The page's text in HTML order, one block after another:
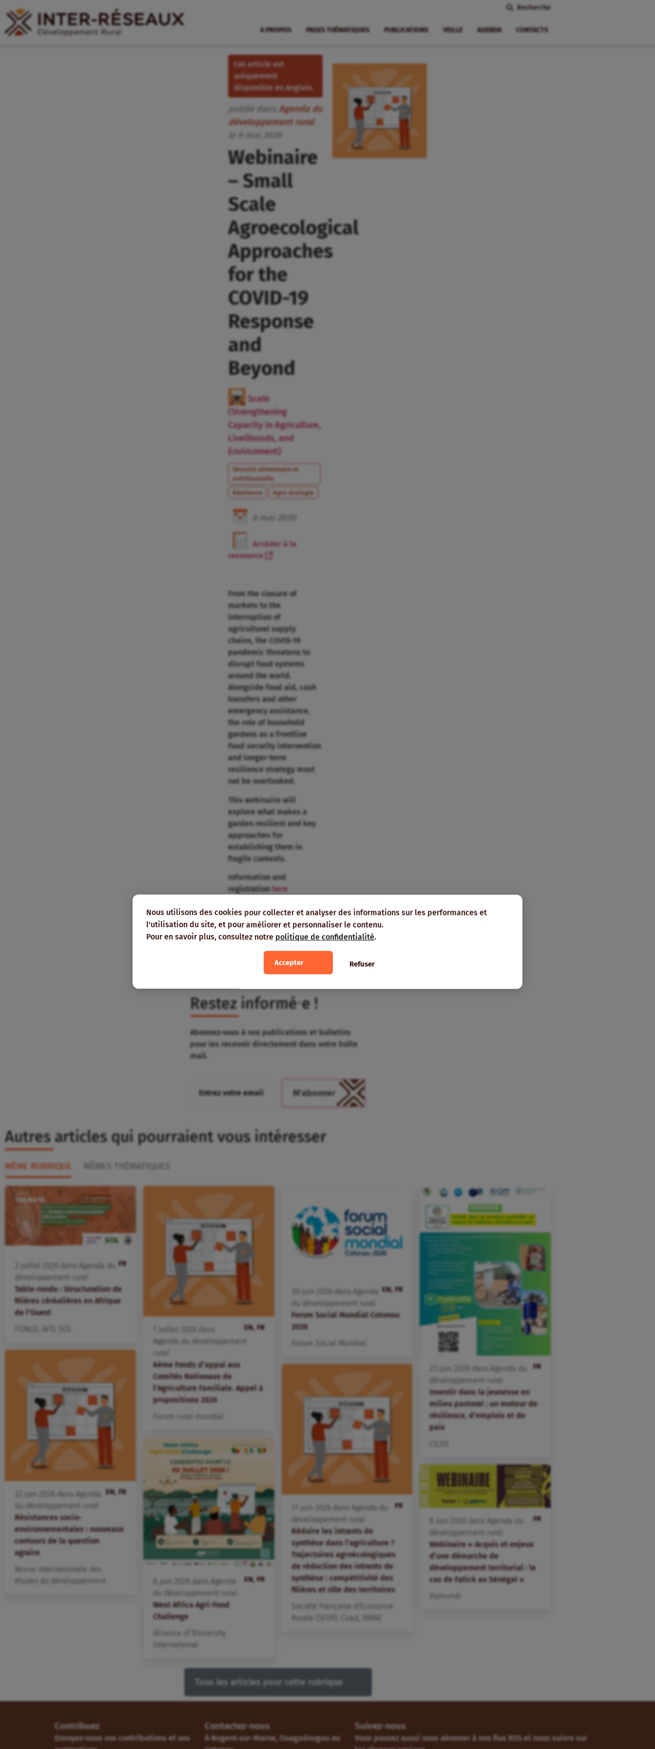
Nous utilisons des cookies pour collecter et analyser des informations sur les performances et
l'utilisation du site, et pour améliorer et personnaliser le contenu.
Pour en savoir plus, consultez notre politique de confidentialité.
Accepter Refuser
Recherche
A PROPOS PAGES THÉMATIQUES PUBLICATIONS VEILLE AGENDA CONTACTS
Cet article est
uniquement
disponible en Anglais.
publié dans Agenda du
développement rural
le
mai
Webinaire
– Small
Scale
Agroecological
Approaches
for the
COVID-19
Response
and
Beyond
Scale
(Strengthening
Capacity in Agriculture,
Livelihoods, and
Environment)
Sécurité alimentaire et
nutritionnelle
Résilience
Agro-écologie
mai
Accéder à la
ressource
From the closure of
markets to the
interruption of
agricultural supply
chains, the COVID-19
pandemic threatens to
disrupt food systems
around the world.
Alongside food aid, cash
transfers and other
emergency assistance,
the role of household
gardens as a frontline
food security intervention
and longer-term
resilience strategy must
not be overlooked.
This webinaire will
explore what makes a
garden resilient and key
approaches for
establishing them in
fragile contexts.
Information and
registration here
Ajouter à mon
Restez informé⸱e !
Abonnez-vous à nos publications et bulletins
pour les recevoir directement dans votre boîte
mail.
Autres articles qui pourraient vous intéresser
MÊME RUBRIQUE
FR
juillet dans
Agenda du
développement rural
Table-ronde : Structuration de
filières céréalières en Afrique
de l’Ouest
EN, FR
juillet
dans
Agenda du développement
rural
6ème Fonds d’appui aux
Comités Nationaux de
l’Agriculture Familiale. Appel à
propositions 2026
Forum rural mondial
EN, FR
dans
Agenda
du développement rural
Forum Social Mondial Cotonou
2026
Forum Social Mondial
FR
dans
Agenda du
développement rural
Investir dans la jeunesse en
milieu pastoral : un moteur de
résilience, d’emplois et de
paix
EN, FR
dans
Agenda
du développement rural
Résistances socio-
environnementales : nouveaux
contours de la question
agraire
Revue internationale des
études du développement
FR
dans
Agenda du
développement rural
Réduire les intrants de
synthèse dans l’agriculture ?
Trajectoires agroécologiques
de réduction des intrants de
synthèse : compétitivité des
filières et rôle des territoires
Société Française d'Economie
Rurale (SFER)
Cirad
EN, FR
dans
Agenda
du développement rural
West Africa Agri-Food
Challenge
Alliance of Bioversity
International
FR
dans
Agenda du
développement rural
Webinaire « Acquis et enjeux
d’une démarche de
développement territorial : le
cas de Fatick au Sénégal »
Humundi
Tous les articles pour cette rubrique
Contribuez
Envoyez-nous vos contributions et vos
Contactez-nous
À Nogent-sur-Marne, Ouagadougou ou
Suivez-nous
Vous pouvez aussi vous abonner à nos flux RSS et nous suivre sur